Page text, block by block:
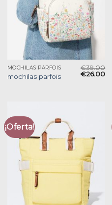
MOCHILAS PARFOIS
mochilas parfois
€39.00
€26.00
¡Oferta!